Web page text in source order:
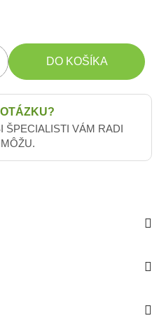
DO KOŠÍKA
ŠPECIALISTI VÁM RADI